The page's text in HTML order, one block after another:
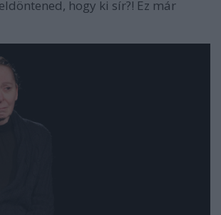
hogy ki sír?! Ez már